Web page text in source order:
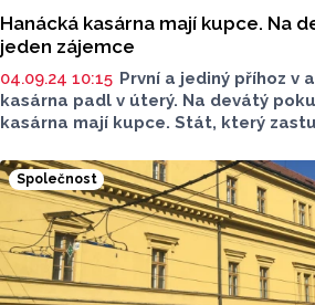
Hanácká kasárna mají kupce. Na
jeden zájemce
04.09.24 10:15 První a jediný příhoz v
kasárna padl v úterý. Na devátý
kasárna mají kupce. Stát, který
cenu objektu v centru Olomouce na
přihodil 100 tisíc.
Společnost